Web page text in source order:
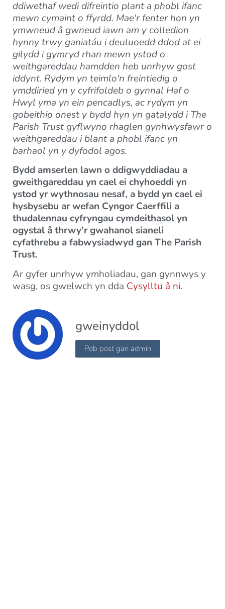
ddiwethaf wedi difreintio plant a phobl ifanc
mewn cymaint o ffyrdd. Mae'r fenter hon yn
ymwneud â gwneud iawn am y colledion
hynny trwy ganiatáu i deuluoedd ddod at ei
gilydd i gymryd rhan mewn ystod o
weithgareddau hamdden heb unrhyw gost
iddynt. Rydym yn teimlo'n freintiedig o
ymddiried yn y cyfrifoldeb o gynnal Haf o
Hwyl yma yn ein pencadlys, ac rydym yn
gobeithio onest y bydd hyn yn gatalydd i The
Parish Trust gyflwyno rhaglen gynhwysfawr o
weithgareddau i blant a phobl ifanc yn
barhaol yn y dyfodol agos.
Bydd amserlen lawn o ddigwyddiadau a
gweithgareddau yn cael ei chyhoeddi yn
ystod yr wythnosau nesaf, a bydd yn cael ei
hysbysebu ar wefan Cyngor Caerffili a
thudalennau cyfryngau cymdeithasol yn
ogystal â thrwy'r gwahanol sianeli
cyfathrebu a fabwysiadwyd gan The Parish
Trust.
Ar gyfer unrhyw ymholiadau, gan gynnwys y
wasg, os gwelwch yn dda Cysylltu â ni.
gweinyddol
Pob post gan admin